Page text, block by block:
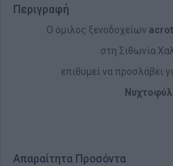
Περιγραφή
O όμιλος ξενοδοχείων a
στη Σιθωνία
επιθυμεί να προσλάβει
Απαραίτητα Προσόντα